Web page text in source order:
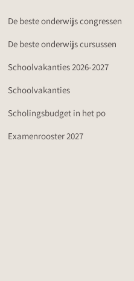
De beste onderwijs congressen
De beste onderwijs cursussen
Schoolvakanties 2026-2027
Schoolvakanties
Scholingsbudget in het po
Examenrooster 2027